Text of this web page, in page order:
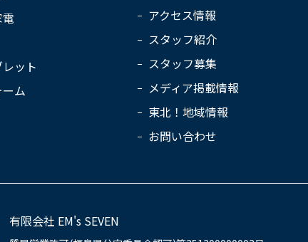
ット
ム
アクセス情報
スタッフ紹介
スタッフ募集
メディア掲載情報
東北！地域情報
お問い合わせ
有限会社 EM's SEVEN